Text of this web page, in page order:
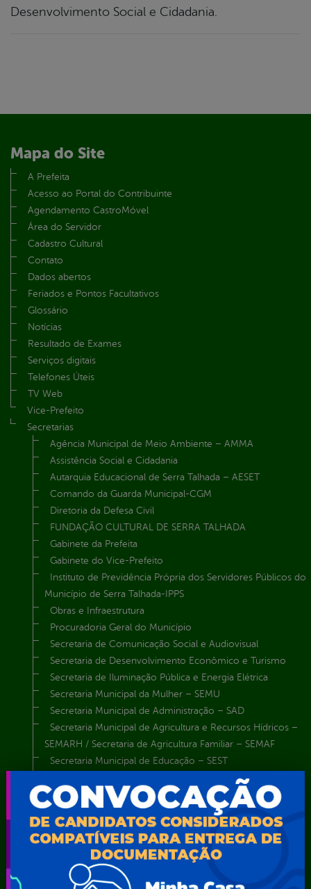
Desenvolvimento Social e Cidadania.
Mapa do Site
A Prefeita
Acesso ao Portal do Contribuinte
Agendamento CastroMóvel
Área do Servidor
Cadastro Cultural
Contato
Dados abertos
Feriados e Pontos Facultativos
Glossário
Notícias
Resultado de Exames
Serviços digitais
Telefones Úteis
TV Web
Vice-Prefeito
Secretarias
Agência Municipal de Meio Ambiente – AMMA
Assistência Social e Cidadania
Autarquia Educacional de Serra Talhada – AESET
Comando da Guarda Municipal-CGM
Diretoria da Defesa Civil
FUNDAÇÃO CULTURAL DE SERRA TALHADA
Gabinete da Prefeita
Gabinete do Vice-Prefeito
Instituto de Previdência Própria dos Servidores Públicos do
Município de Serra Talhada-IPPS
Obras e Infraestrutura
Procuradoria Geral do Município
Secretaria de Comunicação Social e Audiovisual
Secretaria de Desenvolvimento Econômico e Turismo
Secretaria de Iluminação Pública e Energia Elétrica
Secretaria Municipal da Mulher – SEMU
Secretaria Municipal de Administração – SAD
Secretaria Municipal de Agricultura e Recursos Hídricos –
SEMARH / Secretaria de Agricultura Familiar – SEMAF
Secretaria Municipal de Educação – SEST
Secretaria Municipal de Esporte e Lazer – SEMEL
Secretaria Municipal de Finanças – SECFIN
Secretaria Municipal de Governo – SEGOV
Secretaria Municipal de Meio Ambiente – SEMA
Secretaria Municipal de Planejamento e Gestão – SEPLAG
Secretaria Municipal de Relações Institucionais – SEMRI
Secretaria Municipal de Saúde – SMS